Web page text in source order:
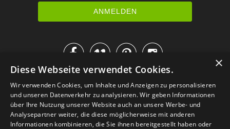

IM KATALOG BLÄTTERN
×
Diese Webseite verwendet Cookies.
Wir verwenden Cookies, um Inhalte und Anzeigen zu personalisieren
und unseren Datenverkehr zu analysieren. Wir geben Informationen
über Ihre Nutzung unserer Website auch an unsere Werbe- und
Analysepartner weiter, die diese möglicherweise mit anderen
Informationen kombinieren, die Sie ihnen bereitgestellt haben oder